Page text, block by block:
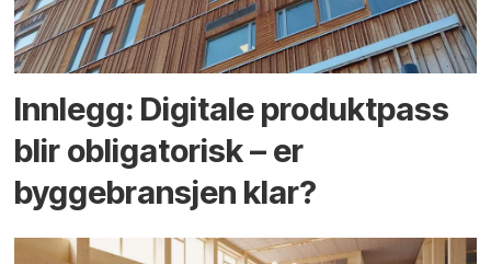
Innlegg: Digitale produktpass
blir obligatorisk – er
byggebransjen klar?